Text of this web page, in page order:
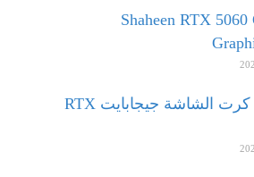
Shaheen RTX
مميزات كرت الشاشة جيجابايت RTX